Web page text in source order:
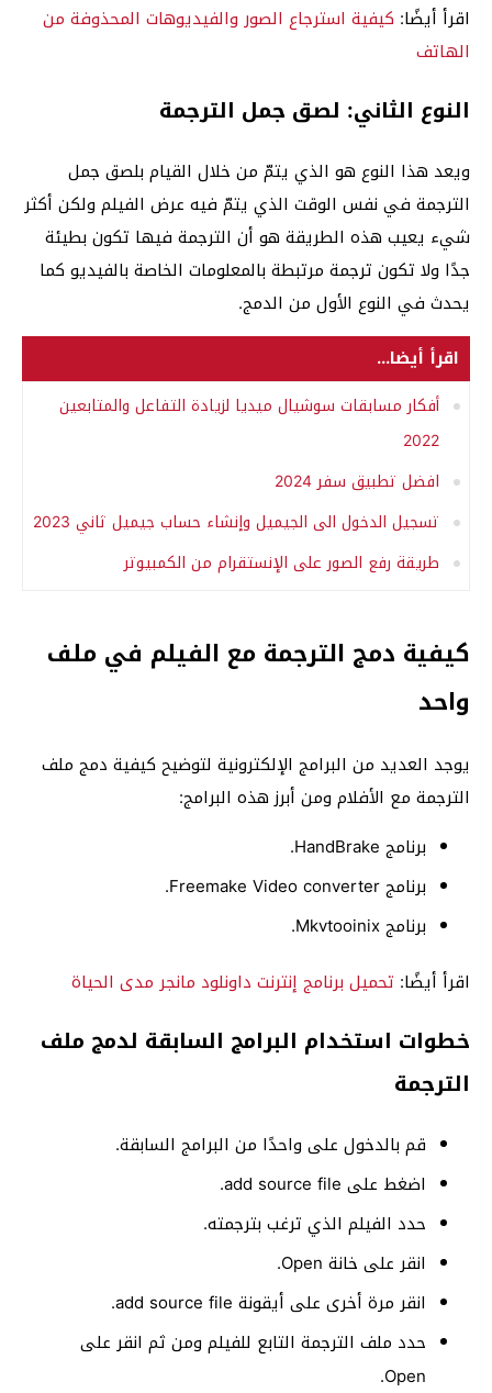
اقرأ أيضًا: كيفية استرجاع الصور والفيديوهات المحذوفة من
الهاتف
النوع الثاني: لصق جمل الترجمة
ويعد هذا النوع هو الذي يتمّ من خلال القيام بلصق جمل
الترجمة في نفس الوقت الذي يتمّ فيه عرض الفيلم ولكن أكثر
شيء يعيب هذه الطريقة هو أن الترجمة فيها تكون بطيئة
جدًا ولا تكون ترجمة مرتبطة بالمعلومات الخاصة بالفيديو كما
يحدث في النوع الأول من الدمج.
اقرأ أيضا...
أفكار مسابقات سوشيال ميديا لزيادة التفاعل والمتابعين
2022
افضل تطبيق سفر 2024
تسجيل الدخول الى الجيميل وإنشاء حساب جيميل ثاني 2023
طريقة رفع الصور على الإنستقرام من الكمبيوتر
كيفية دمج الترجمة مع الفيلم في ملف
واحد
يوجد العديد من البرامج الإلكترونية لتوضيح كيفية دمج ملف
الترجمة مع الأفلام ومن أبرز هذه البرامج:
برنامج HandBrake.
برنامج Freemake Video converter.
برنامج Mkvtooinix.
اقرأ أيضًا: تحميل برنامج إنترنت داونلود مانجر مدى الحياة
خطوات استخدام البرامج السابقة لدمج ملف
الترجمة
قم بالدخول على واحدًا من البرامج السابقة.
اضغط على add source file.
حدد الفيلم الذي ترغب بترجمته.
انقر على خانة Open.
انقر مرة أخرى على أيقونة add source file.
حدد ملف الترجمة التابع للفيلم ومن ثم انقر على
Open.